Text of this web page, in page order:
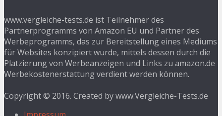
www.vergleiche-tests.de ist Teilnehmer des
Partnerprogramms von Amazon EU und Partner des
Werbeprogramms, das zur Bereitstellung eines Mediums
für Websites konzipiert wurde, mittels dessen durch die
Platzierung von Werbeanzeigen und Links zu amazon.de
Werbekostenerstattung verdient werden können.
Copyright © 2016. Created by www.Vergleiche-Tests.de